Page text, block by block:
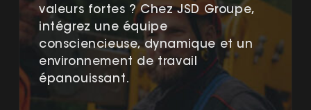
valeurs fortes ? Chez JSD Groupe,
intégrez une équipe
consciencieuse, dynamique et un
environnement de travail
épanouissant.